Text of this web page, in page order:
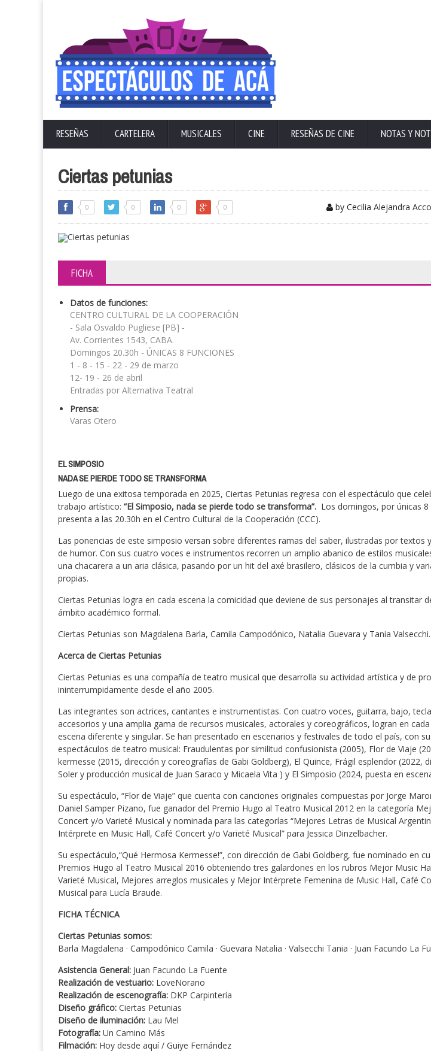
RESEÑAS CARTELERA MUSICALES CINE RESEÑAS DE CINE NOTAS Y
Ciertas petunias
0 0 0 0 by Cecilia Alejandra
FICHA
Datos de funciones:
CENTRO CULTURAL DE LA COOPERACIÓN
- Sala Osvaldo Pugliese [PB] -
Av. Corrientes 1543, CABA.
Domingos 20.30h - ÚNICAS 8 FUNCIONES
1 - 8 - 15 - 22 - 29 de marzo
12- 19 - 26 de abril
Entradas por Alternativa Teatral
Prensa:
Varas Otero
EL SIMPOSIO
NADA SE PIERDE TODO SE TRANSFORMA
Luego de una exitosa temporada en 2025, Ciertas Petunias regresa con el espectáculo que
trabajo artístico: “El Simposio, nada se pierde todo se transforma”. Los domingos, por únicas 8
presenta a las 20.30h en el Centro Cultural de la Cooperación (CCC).
Las ponencias de este simposio versan sobre diferentes ramas del saber, ilustradas por textos
de humor. Con sus cuatro voces e instrumentos recorren un amplio abanico de estilos
una chacarera a un aria clásica, pasando por un hit del axé brasilero, clásicos de la cumbia y
propias.
Ciertas Petunias logra en cada escena la comicidad que deviene de sus personajes al transitar
ámbito académico formal.
Ciertas Petunias son Magdalena Barla, Camila Campodónico, Natalia Guevara y Tania Valsecchi.
Acerca de Ciertas Petunias
Ciertas Petunias es una compañía de teatro musical que desarrolla su actividad artística y de
ininterrumpidamente desde el año 2005.
Las integrantes son actrices, cantantes e instrumentistas. Con cuatro voces, guitarra, bajo,
accesorios y una amplia gama de recursos musicales, actorales y coreográficos, logran en
escena diferente y singular. Se han presentado en escenarios y festivales de todo el país, con
espectáculos de teatro musical: Fraudulentas por similitud confusionista (2005), Flor de Viaje
kermesse (2015, dirección y coreografías de Gabi Goldberg), El Quince, Frágil esplendor (2022,
Soler y producción musical de Juan Saraco y Micaela Vita ) y El Simposio (2024, puesta en
Su espectáculo, “Flor de Viaje” que cuenta con canciones originales compuestas por Jorge
Daniel Samper Pizano, fue ganador del Premio Hugo al Teatro Musical 2012 en la categoría
Concert y/o Varieté Musical y nominada para las categorías “Mejores Letras de Musical
Intérprete en Music Hall, Café Concert y/o Varieté Musical” para Jessica Dinzelbacher.
Su espectáculo,“Qué Hermosa Kermesse!”, con dirección de Gabi Goldberg, fue nominado en
Premios Hugo al Teatro Musical 2016 obteniendo tres galardones en los rubros Mejor Music
Varieté Musical, Mejores arreglos musicales y Mejor Intérprete Femenina de Music Hall, Café
Musical para Lucía Braude.
FICHA TÉCNICA
Ciertas Petunias somos:
Barla Magdalena · Campodónico Camila · Guevara Natalia · Valsecchi Tania · Juan Facundo La
Asistencia General: Juan Facundo La Fuente
Realización de vestuario: LoveNorano
Realización de escenografía: DKP Carpintería
Diseño gráfico: Ciertas Petunias
Diseño de iluminación: Lau Mel
Fotografía: Un Camino Más
Filmación: Hoy desde aquí / Guiye Fernández